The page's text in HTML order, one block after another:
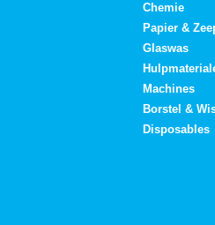
Chemie
Papier &
Glaswas
Machines
Borstel &
Disposables